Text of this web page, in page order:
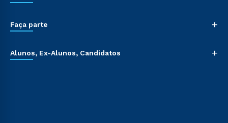
Faça parte +
Alunos, Ex-Alunos, Candidatos +